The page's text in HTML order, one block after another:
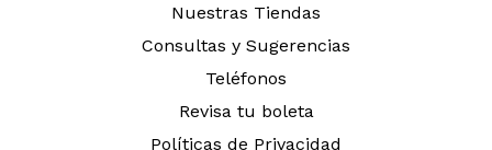
Nuestras Tiendas
Consultas y Sugerencias
Teléfonos
Revisa tu boleta
Políticas de Privacidad